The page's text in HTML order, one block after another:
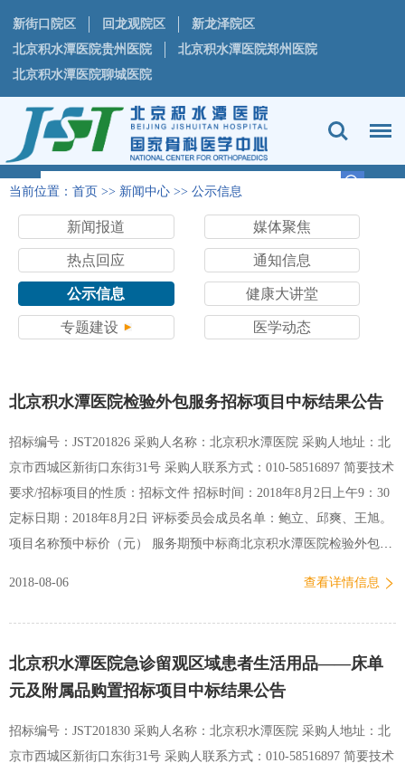
新街口院区 回龙观院区
新龙泽院区
北京积水潭医院贵州医院
北京积水潭医院郑州医院
北京积水潭医院聊城医院
当前位置： 首页 >> 新闻中心 >> 公示信息
新闻报道 媒体聚焦
热点回应 通知信息
公示信息 健康大讲堂
专题建设 医学动态
北京积水潭医院检验外包服务招标项目中标结果公告
招标编号：JST201826 采购人名称：北京积水潭医院 采购人地址：北
京市西城区新街口东街31号 采购人联系方式：010-58516897 简要技术
要求/招标项目的性质：招标文件 招标时间：2018年8月2日上午9：30
定标日期：2018年8月2日 评标委员会成员名单：鲍立、邱爽、王旭。
项目名称预中标价（元） 服务期预中标商北京积水潭医院检验外包服
2018-08-06 查看详情信息
北京积水潭医院急诊留观区域患者生活用品——床单
元及附属品购置招标项目中标结果公告
招标编号：JST201830 采购人名称：北京积水潭医院 采购人地址：北
京市西城区新街口东街31号 采购人联系方式：010-58516897 简要技术